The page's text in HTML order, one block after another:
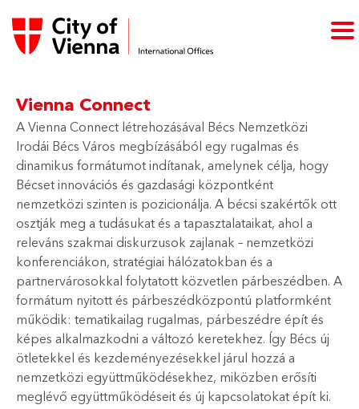
Vienna Connect
A Vienna Connect létrehozásával Bécs Nemzetközi
Irodái Bécs Város megbízásából egy rugalmas és
dinamikus formátumot indítanak, amelynek célja, hogy
Bécset innovációs és gazdasági központként
nemzetközi szinten is pozicionálja. A bécsi szakértők ott
osztják meg a tudásukat és a tapasztalataikat, ahol a
releváns szakmai diskurzusok zajlanak – nemzetközi
konferenciákon, stratégiai hálózatokban és a
partnervárosokkal folytatott közvetlen párbeszédben. A
formátum nyitott és párbeszédközpontú platformként
működik: tematikailag rugalmas, párbeszédre épít és
képes alkalmazkodni a változó keretekhez. Így Bécs új
ötletekkel és kezdeményezésekkel járul hozzá a
nemzetközi együttműködésekhez, miközben erősíti
meglévő együttműködéseit és új kapcsolatokat épít ki.